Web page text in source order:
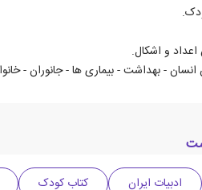
- بهداشت - بیماری ها - جانوران -
ادبیات ایران کتاب کودک